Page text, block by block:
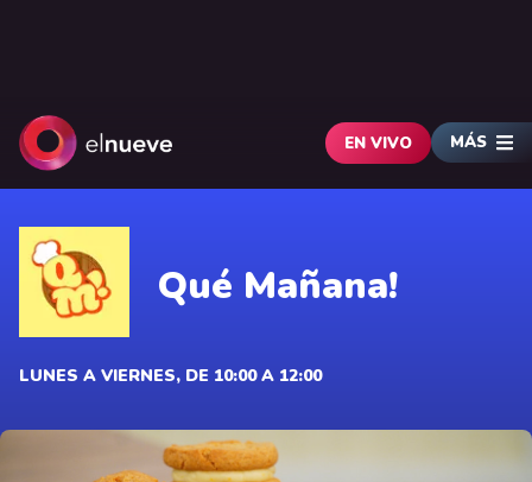
EN VIVO MÁS
Qué Mañana!
LUNES A VIERNES, DE 10:00 A 12:00